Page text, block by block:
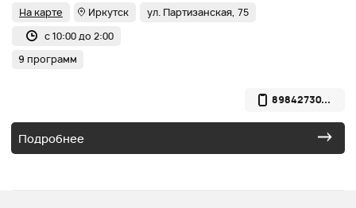
с 10:00 до 2:00
Иркутск ул. Партизанская, 75
На карте
9 программ
89842730...
Подробнее